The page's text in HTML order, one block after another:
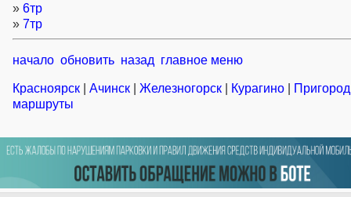
» 6тр
» 7тр
начало обновить назад главное меню
Красноярск Ачинск Железногорск Курагино
маршруты